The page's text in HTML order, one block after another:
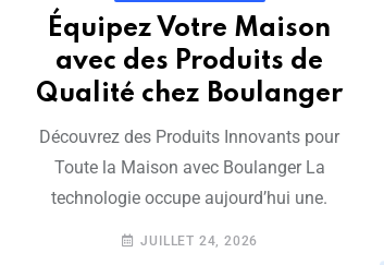
Équipez Votre Maison
avec des Produits de
Qualité chez Boulanger
Découvrez des Produits Innovants pour
Toute la Maison avec Boulanger La
technologie occupe aujourd’hui une.
JUILLET 24, 2026